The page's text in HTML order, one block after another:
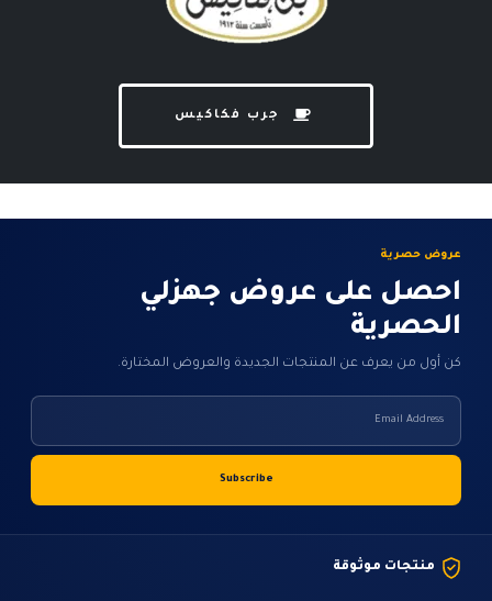
جرب فكاكيس
عروض حصرية
احصل على عروض جهزلي
الحصرية
كن أول من يعرف عن المنتجات الجديدة والعروض المختارة.
منتجات موثوقة